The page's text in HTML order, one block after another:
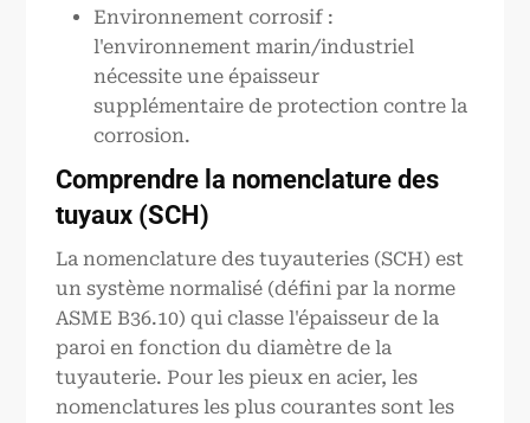
Environnement corrosif :
l'environnement marin/industriel
nécessite une épaisseur
supplémentaire de protection contre la
corrosion.
Comprendre la nomenclature des
tuyaux (SCH)
La nomenclature des tuyauteries (SCH) est
un système normalisé (défini par la norme
ASME B36.10) qui classe l'épaisseur de la
paroi en fonction du diamètre de la
tuyauterie. Pour les pieux en acier, les
nomenclatures les plus courantes sont les